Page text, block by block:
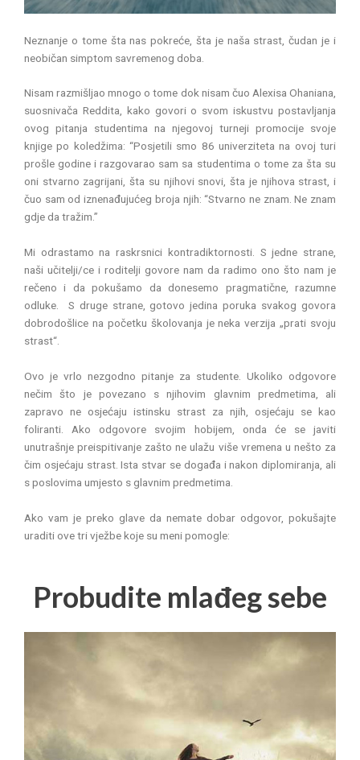
Neznanje o tome šta nas pokreće, šta je naša strast, čudan je i
neobičan simptom savremenog doba.
Nisam razmišljao mnogo o tome dok nisam čuo Alexisa Ohaniana,
suosnivača Reddita, kako govori o svom iskustvu postavljanja
ovog pitanja studentima na njegovoj turneji promocije svoje
knjige po koledžima: “Posjetili smo 86 univerziteta na ovoj turi
prošle godine i razgovarao sam sa studentima o tome za šta su
oni stvarno zagrijani, šta su njihovi snovi, šta je njihova strast, i
čuo sam od iznenađujućeg broja njih: “Stvarno ne znam. Ne znam
gdje da tražim.”
Mi odrastamo na raskrsnici kontradiktornosti. S jedne strane,
naši učitelji/ce i roditelji govore nam da radimo ono što nam je
rečeno i da pokušamo da donesemo pragmatične, razumne
odluke. S druge strane, gotovo jedina poruka svakog govora
dobrodošlice na početku školovanja je neka verzija „prati svoju
strast“.
Ovo je vrlo nezgodno pitanje za studente. Ukoliko odgovore
nečim što je povezano s njihovim glavnim predmetima, ali
zapravo ne osjećaju istinsku strast za njih, osjećaju se kao
foliranti. Ako odgovore svojim hobijem, onda će se javiti
unutrašnje preispitivanje zašto ne ulažu više vremena u nešto za
čim osjećaju strast. Ista stvar se događa i nakon diplomiranja, ali
s poslovima umjesto s glavnim predmetima.
Ako vam je preko glave da nemate dobar odgovor, pokušajte
uraditi ove tri vježbe koje su meni pomogle:
Probudite mlađeg sebe